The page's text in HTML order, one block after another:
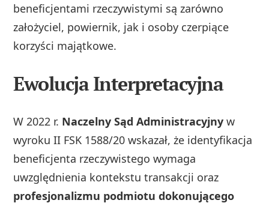
beneficjentami rzeczywistymi są zarówno
założyciel, powiernik, jak i osoby czerpiące
korzyści majątkowe.
Ewolucja Interpretacyjna
W 2022 r. Naczelny Sąd Administracyjny w
wyroku II FSK 1588/20 wskazał, że identyfikacja
beneficjenta rzeczywistego wymaga
uwzględnienia kontekstu transakcji oraz
profesjonalizmu podmiotu dokonującego